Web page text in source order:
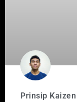
Prinsip